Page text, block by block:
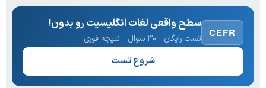
CEFR
سطح واقعی لغات انگلیسیت رو بدون!
تست رایگان · ۳۰ سوال · نتیجه فوری
شروع تست